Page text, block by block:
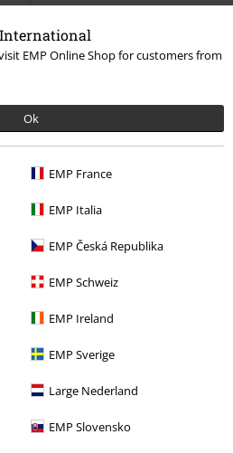
EMP Online Shop for customers from
Ok
EMP France
EMP Italia
EMP Česká Republika
EMP Schweiz
EMP Ireland
EMP Sverige
Large Nederland
EMP Slovensko
% Ostatnie sztuki
Coast Choppers
T-Shirt